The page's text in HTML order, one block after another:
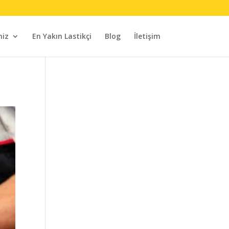
En Yakın Lastikçi Blog İletişim